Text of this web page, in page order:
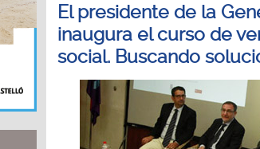
El presidente de la
inaugura el curso de
social. Buscando